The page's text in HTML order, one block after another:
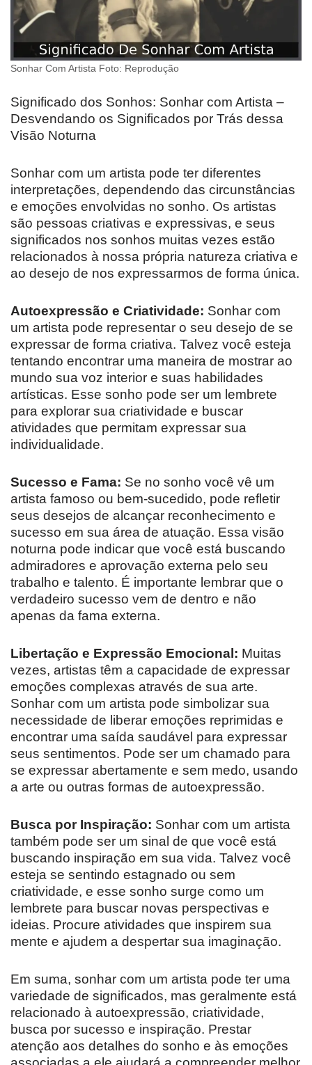
Sonhar Com Artista Foto: Reprodução
Significado dos Sonhos: Sonhar com Artista –
Desvendando os Significados por Trás dessa
Visão Noturna
Sonhar com um artista pode ter diferentes
interpretações, dependendo das circunstâncias
e emoções envolvidas no sonho. Os artistas
são pessoas criativas e expressivas, e seus
significados nos sonhos muitas vezes estão
relacionados à nossa própria natureza criativa e
ao desejo de nos expressarmos de forma única.
Autoexpressão e Criatividade: Sonhar com
um artista pode representar o seu desejo de se
expressar de forma criativa. Talvez você esteja
tentando encontrar uma maneira de mostrar ao
mundo sua voz interior e suas habilidades
artísticas. Esse sonho pode ser um lembrete
para explorar sua criatividade e buscar
atividades que permitam expressar sua
individualidade.
Sucesso e Fama: Se no sonho você vê um
artista famoso ou bem-sucedido, pode refletir
seus desejos de alcançar reconhecimento e
sucesso em sua área de atuação. Essa visão
noturna pode indicar que você está buscando
admiradores e aprovação externa pelo seu
trabalho e talento. É importante lembrar que o
verdadeiro sucesso vem de dentro e não
apenas da fama externa.
Libertação e Expressão Emocional: Muitas
vezes, artistas têm a capacidade de expressar
emoções complexas através de sua arte.
Sonhar com um artista pode simbolizar sua
necessidade de liberar emoções reprimidas e
encontrar uma saída saudável para expressar
seus sentimentos. Pode ser um chamado para
se expressar abertamente e sem medo, usando
a arte ou outras formas de autoexpressão.
Busca por Inspiração: Sonhar com um artista
também pode ser um sinal de que você está
buscando inspiração em sua vida. Talvez você
esteja se sentindo estagnado ou sem
criatividade, e esse sonho surge como um
lembrete para buscar novas perspectivas e
ideias. Procure atividades que inspirem sua
mente e ajudem a despertar sua imaginação.
Em suma, sonhar com um artista pode ter uma
variedade de significados, mas geralmente está
relacionado à autoexpressão, criatividade,
busca por sucesso e inspiração. Prestar
atenção aos detalhes do sonho e às emoções